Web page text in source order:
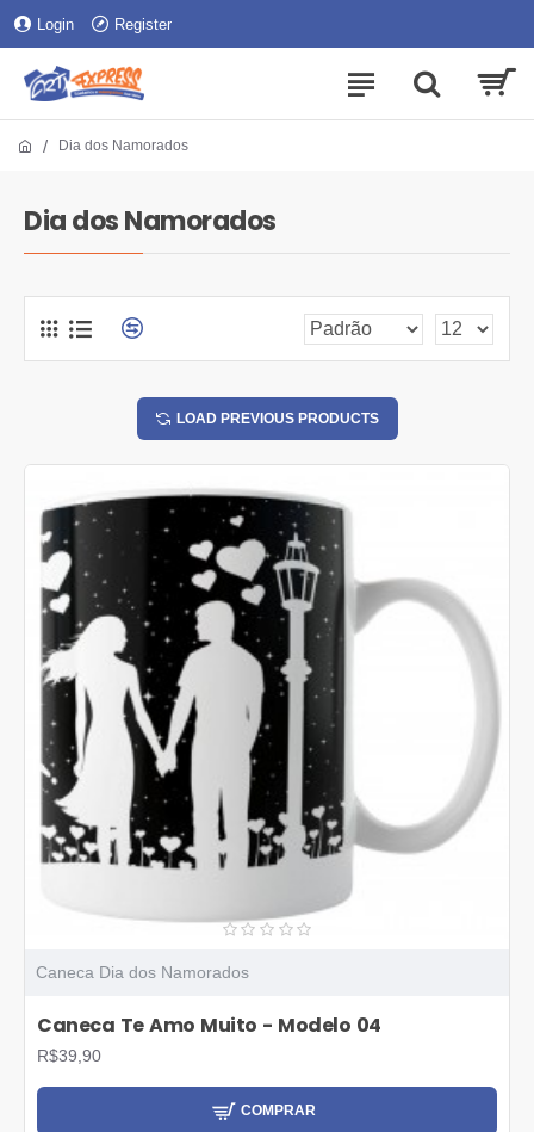
Login Register
Dia dos Namorados
Dia dos Namorados
LOAD PREVIOUS PRODUCTS
Caneca Dia dos Namorados
Caneca Te Amo Muito - Modelo 04
R$39,90
COMPRAR